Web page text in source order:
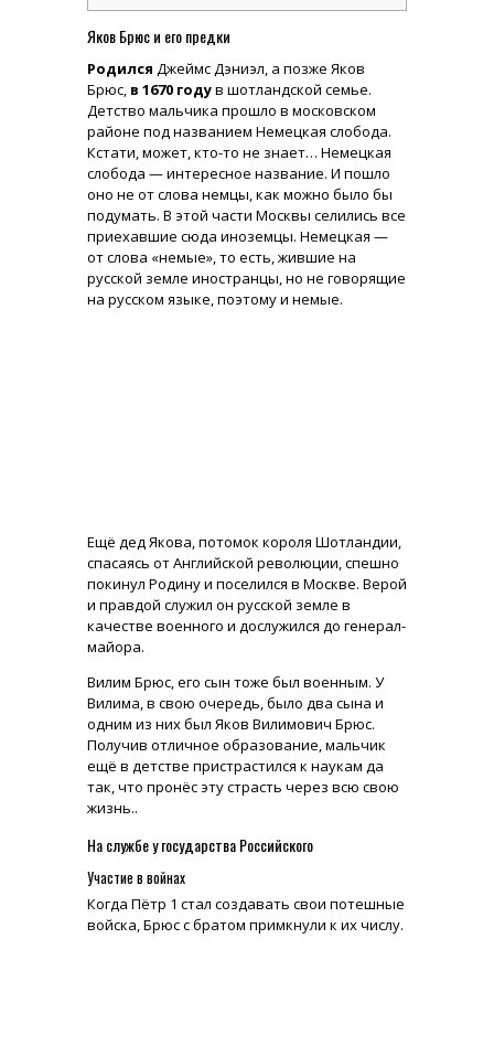
Яков Брюс и его предки
Родился Джеймс Дэниэл, а позже Яков
Брюс, в 1670 годув шотландской семье.
Детство мальчика прошло в московском
районе под названием Немецкая слобода.
Кстати, может, кто-то не знает… Немецкая
слобода — интересное название. И пошло
оно не от слова немцы, как можно было бы
подумать. В этой части Москвы селились все
приехавшие сюда иноземцы. Немецкая —
от слова «немые», то есть, жившие на
русской земле иностранцы, но не говорящие
на русском языке, поэтому и немые.
Ещё дед Якова, потомок короля Шотландии,
спасаясь от Английской революции, спешно
покинул Родину и поселился в Москве. Верой
и правдой служил он русской земле в
качестве военного и дослужился до генерал-
майора.
Вилим Брюс, его сын тоже был военным. У
Вилима, в свою очередь, было два сына и
одним из них был Яков Вилимович Брюс.
Получив отличное образование, мальчик
ещё в детстве пристрастился к наукам да
так, что пронёс эту страсть через всю свою
жизнь..
На службе у государства Российского
Участие в войнах
Когда Пётр 1 стал создавать свои потешные
войска, Брюс с братом примкнули к их числу.